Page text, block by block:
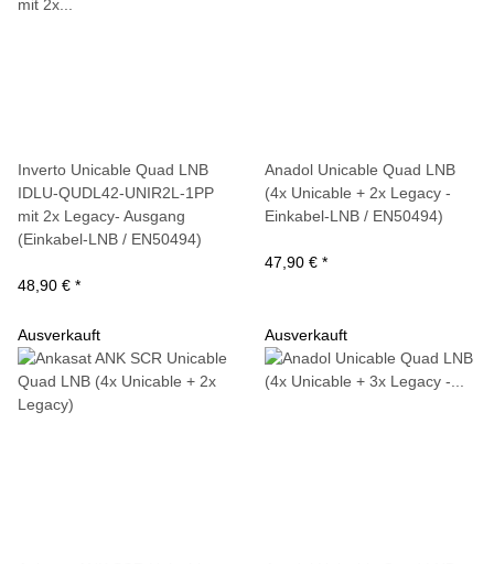
Inverto Unicable Quad LNB
IDLU-QUDL42-UNIR2L-1PP
mit 2x Legacy- Ausgang
(Einkabel-LNB / EN50494)
48,90 € *
Anadol Unicable Quad LNB
(4x Unicable + 2x Legacy -
Einkabel-LNB / EN50494)
47,90 € *
Ausverkauft Ausverkauft